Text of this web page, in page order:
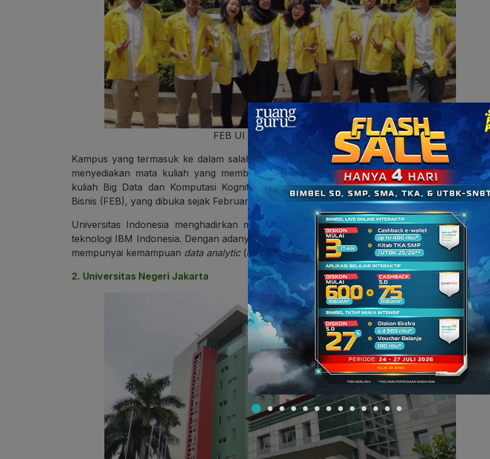
FEB UI (Sumber: anakui.com)
Kampus yang termasuk ke dalam salah satu perguruan tinggi negeri terbaik di Indonesia ini
menyediakan mata kuliah yang membahas mengenai big data melalui kelas dengan mata
kuliah Big Data dan Komputasi Kognitif di Departemen Akuntansi, Fakultas Ekonomi dan
Bisnis (FEB), yang dibuka sejak Februari 2018.
Universitas Indonesia menghadirkan mata kuliah ini atas kerja sama dengan perusahaan
teknologi IBM Indonesia. Dengan adanya mata kuliah ini diharapkan mahasiswa FEB UI dapat
mempunyai kemampuan data analytic(analisis data) yang tinggi.
2. Universitas Negeri Jakarta